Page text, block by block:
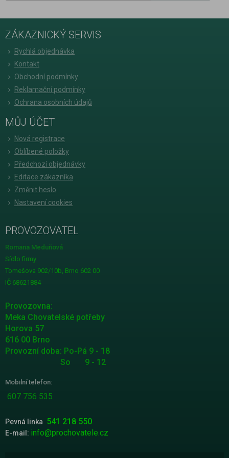
ZÁKAZNICKÝ SERVIS
Rychlá objednávka
Kontakt
Obchodní podmínky
Reklamační podmínky
Ochrana osobních údajů
MŮJ ÚČET
Nová registrace
Oblíbené položky
Předchozí objednávky
Editace zákazníka
Změnit heslo
Nastavení cookies
PROVOZOVATEL
Romana Meduňová
Sídlo firmy
Tomešova 902/10b, Brno 602 00
IČ 68621884
Provozovna:
Meka Chovatelské potřeby
Horova 57
616 00 Brno
Provozní doba: Po-Pá 9 - 18
So 9 - 12
Mobilní telefon:
607 756 535
Pevná linka 541 218 550
E-mail: info@prochovatele.cz